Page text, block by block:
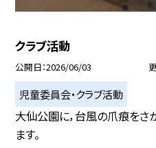
クラブ活動
公開日 2026/06/03
児童委員会・クラブ活動
大仙公園に，台風の爪痕をさ
ます。